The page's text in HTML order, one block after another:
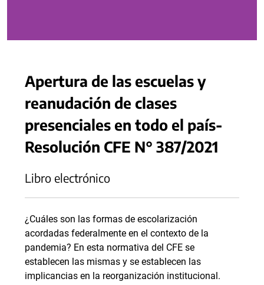
Apertura de las escuelas y
reanudación de clases
presenciales en todo el país-
Resolución CFE N° 387/2021
Libro electrónico
¿Cuáles son las formas de escolarización
acordadas federalmente en el contexto de la
pandemia? En esta normativa del CFE se
establecen las mismas y se establecen las
implicancias en la reorganización institucional.